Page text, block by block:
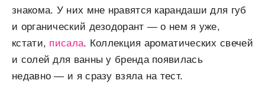
знакома. У них мне нравятся карандаши для губ
и органический дезодорант — о нем я уже,
кстати, писала. Коллекция ароматических свечей
и солей для ванны у бренда появилась
недавно — и я сразу взяла на тест.